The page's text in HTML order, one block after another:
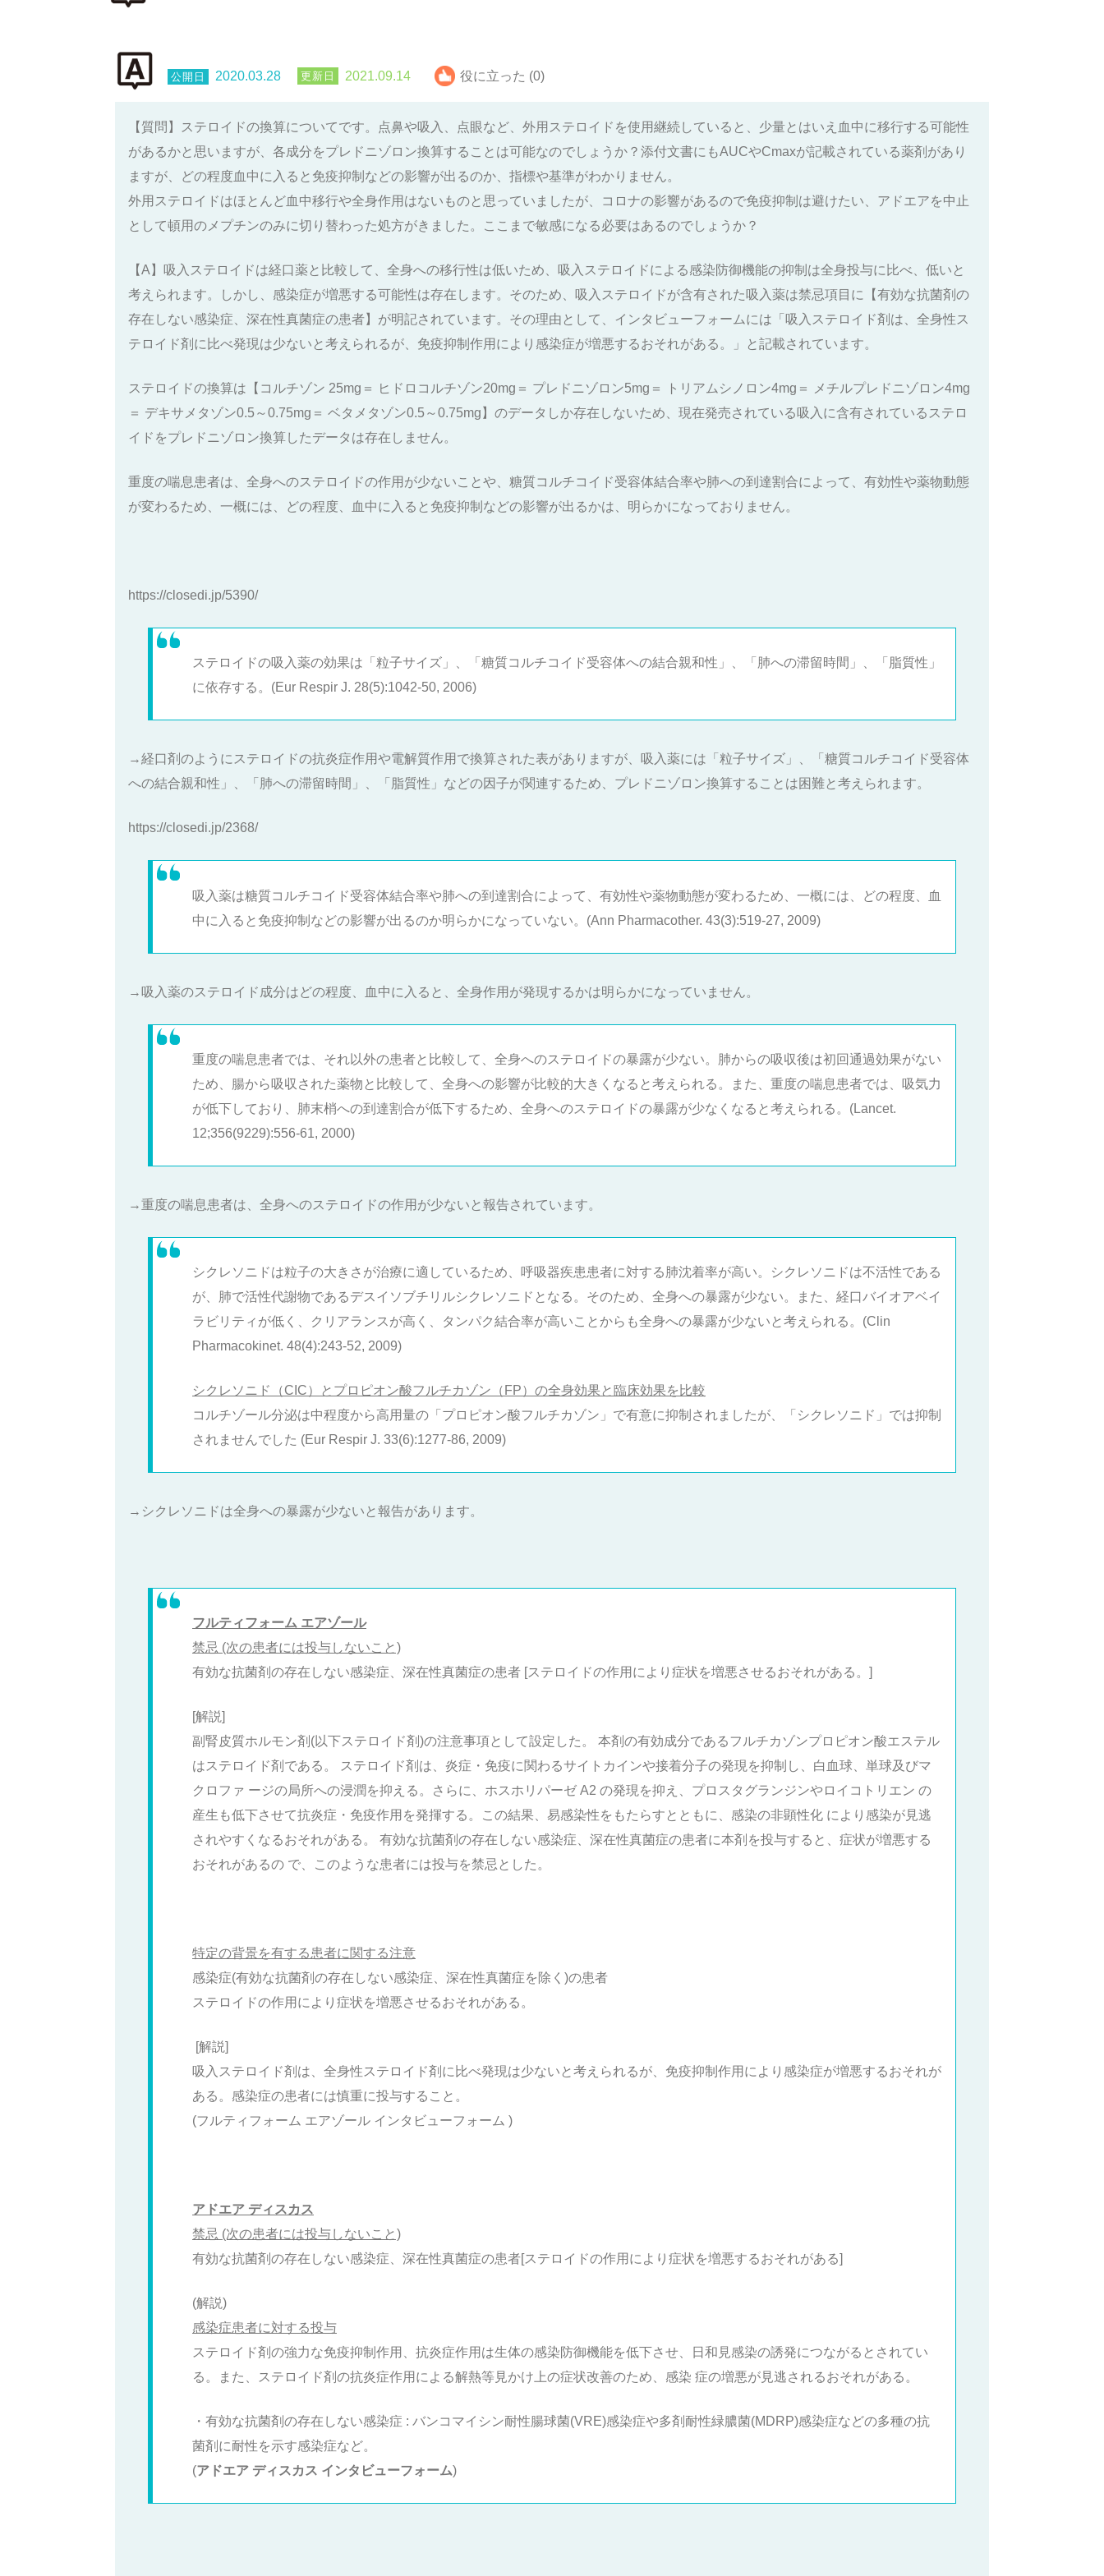
2020.03.28 2021.09.14 役に立った (0)
【質問】ステロイドの換算についてです。点鼻や吸入、点眼など、外用ステロイドを使用継続していると、少量とはいえ血中に移行する可能性
があるかと思いますが、各成分をプレドニゾロン換算することは可能なのでしょうか？添付文書にもAUCやCmaxが記載されている薬剤があり
ますが、どの程度血中に入ると免疫抑制などの影響が出るのか、指標や基準がわかりません。
外用ステロイドはほとんど血中移行や全身作用はないものと思っていましたが、コロナの影響があるので免疫抑制は避けたい、アドエアを中止
として頓用のメプチンのみに切り替わった処方がきました。ここまで敏感になる必要はあるのでしょうか？
【A】吸入ステロイドは経口薬と比較して、全身への移行性は低いため、吸入ステロイドによる感染防御機能の抑制は全身投与に比べ、低いと
考えられます。しかし、感染症が増悪する可能性は存在します。そのため、吸入ステロイドが含有された吸入薬は禁忌項目に【有効な抗菌剤の
存在しない感染症、深在性真菌症の患者】が明記されています。その理由として、インタビューフォームには「吸入ステロイド剤は、全身性ス
テロイド剤に比べ発現は少ないと考えられるが、免疫抑制作用により感染症が増悪するおそれがある。」と記載されています。
ステロイドの換算は【コルチゾン 25mg＝ ヒドロコルチゾン20mg＝ プレドニゾロン5mg＝ トリアムシノロン4mg＝ メチルプレドニゾロン4mg
＝ デキサメタゾン0.5～0.75mg＝ ベタメタゾン0.5～0.75mg】のデータしか存在しないため、現在発売されている吸入に含有されているステロ
イドをプレドニゾロン換算したデータは存在しません。
重度の喘息患者は、全身へのステロイドの作用が少ないことや、糖質コルチコイド受容体結合率や肺への到達割合によって、有効性や薬物動態
が変わるため、一概には、どの程度、血中に入ると免疫抑制などの影響が出るかは、明らかになっておりません。
https://closedi.jp/5390/
ステロイドの吸入薬の効果は「粒子サイズ」、「糖質コルチコイド受容体への結合親和性」、「肺への滞留時間」、「脂質性」
に依存する。(Eur Respir J. 28(5):1042-50, 2006)
→経口剤のようにステロイドの抗炎症作用や電解質作用で換算された表がありますが、吸入薬には「粒子サイズ」、「糖質コルチコイド受容体
への結合親和性」、「肺への滞留時間」、「脂質性」などの因子が関連するため、プレドニゾロン換算することは困難と考えられます。
https://closedi.jp/2368/
吸入薬は糖質コルチコイド受容体結合率や肺への到達割合によって、有効性や薬物動態が変わるため、一概には、どの程度、血
中に入ると免疫抑制などの影響が出るのか明らかになっていない。(Ann Pharmacother. 43(3):519-27, 2009)
→吸入薬のステロイド成分はどの程度、血中に入ると、全身作用が発現するかは明らかになっていません。
重度の喘息患者では、それ以外の患者と比較して、全身へのステロイドの暴露が少ない。肺からの吸収後は初回通過効果がない
ため、腸から吸収された薬物と比較して、全身への影響が比較的大きくなると考えられる。また、重度の喘息患者では、吸気力
が低下しており、肺末梢への到達割合が低下するため、全身へのステロイドの暴露が少なくなると考えられる。(Lancet.
12;356(9229):556-61, 2000)
→重度の喘息患者は、全身へのステロイドの作用が少ないと報告されています。
シクレソニドは粒子の大きさが治療に適しているため、呼吸器疾患患者に対する肺沈着率が高い。シクレソニドは不活性である
が、肺で活性代謝物であるデスイソブチリルシクレソニドとなる。そのため、全身への暴露が少ない。また、経口バイオアベイ
ラビリティが低く、クリアランスが高く、タンパク結合率が高いことからも全身への暴露が少ないと考えられる。(Clin
Pharmacokinet. 48(4):243-52, 2009)
シクレソニド（CIC）とプロピオン酸フルチカゾン（FP）の全身効果と臨床効果を比較
コルチゾール分泌は中程度から高用量の「プロピオン酸フルチカゾン」で有意に抑制されましたが、「シクレソニド」では抑制
されませんでした (Eur Respir J. 33(6):1277-86, 2009)
→シクレソニドは全身への暴露が少ないと報告があります。
フルティフォーム エアゾール
禁忌 (次の患者には投与しないこと)
有効な抗菌剤の存在しない感染症、深在性真菌症の患者 [ステロイドの作用により症状を増悪させるおそれがある。]
[解説]
副腎皮質ホルモン剤(以下ステロイド剤)の注意事項として設定した。 本剤の有効成分であるフルチカゾンプロピオン酸エステル
はステロイド剤である。 ステロイド剤は、炎症・免疫に関わるサイトカインや接着分子の発現を抑制し、白血球、単球及びマ
クロファ ージの局所への浸潤を抑える。さらに、ホスホリパーゼ A2 の発現を抑え、プロスタグランジンやロイコトリエン の
産生も低下させて抗炎症・免疫作用を発揮する。この結果、易感染性をもたらすとともに、感染の非顕性化 により感染が見逃
されやすくなるおそれがある。 有効な抗菌剤の存在しない感染症、深在性真菌症の患者に本剤を投与すると、症状が増悪する
おそれがあるの で、このような患者には投与を禁忌とした。
特定の背景を有する患者に関する注意
感染症(有効な抗菌剤の存在しない感染症、深在性真菌症を除く)の患者
ステロイドの作用により症状を増悪させるおそれがある。
[解説]
吸入ステロイド剤は、全身性ステロイド剤に比べ発現は少ないと考えられるが、免疫抑制作用により感染症が増悪するおそれが
ある。感染症の患者には慎重に投与すること。
(フルティフォーム エアゾール インタビューフォーム )
アドエア ディスカス
禁忌 (次の患者には投与しないこと)
有効な抗菌剤の存在しない感染症、深在性真菌症の患者[ステロイドの作用により症状を増悪するおそれがある]
(解説)
感染症患者に対する投与
ステロイド剤の強力な免疫抑制作用、抗炎症作用は生体の感染防御機能を低下させ、日和見感染の誘発につながるとされてい
る。また、ステロイド剤の抗炎症作用による解熱等見かけ上の症状改善のため、感染 症の増悪が見逃されるおそれがある。
・有効な抗菌剤の存在しない感染症 : バンコマイシン耐性腸球菌(VRE)感染症や多剤耐性緑膿菌(MDRP)感染症などの多種の抗
菌剤に耐性を示す感染症など。
(アドエア ディスカス インタビューフォーム)